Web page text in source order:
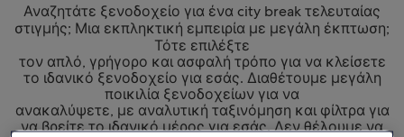
Αναζητάτε ξενοδοχείο για ένα city break τελευταίας
στιγμής; Μια εκπληκτική εμπειρία με μεγάλη έκπτωση;
Τότε επιλέξτε
τον απλό, γρήγορο και ασφαλή τρόπο για να κλείσετε
το ιδανικό ξενοδοχείο για εσάς. Διαθέτουμε μεγάλη
ποικιλία ξενοδοχείων για να
ανακαλύψετε, με αναλυτική ταξινόμηση και φίλτρα για
να βρείτε το ιδανικό μέρος για εσάς. Δεν θέλουμε να